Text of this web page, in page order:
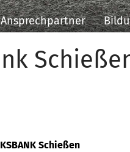
Ansprechpartner
Schießen